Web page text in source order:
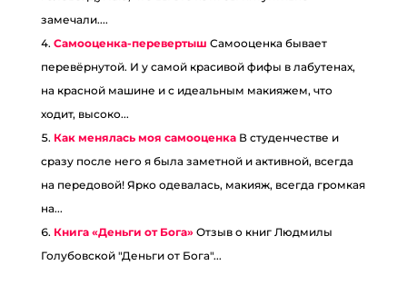
замечали....
Самооценка-перевертыш Самооценка бывает
перевёрнутой. И у самой красивой фифы в лабутенах,
на красной машине и с идеальным макияжем, что
ходит, высоко...
Как менялась моя самооценка В студенчестве и
сразу после него я была заметной и активной, всегда
на передовой! Ярко одевалась, макияж, всегда громкая
на...
Книга «Деньги от Бога» Отзыв о книг Людмилы
Голубовской "Деньги от Бога"...